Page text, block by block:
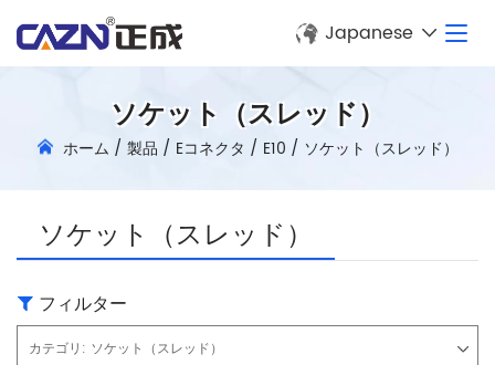
Japanese
ソケット（スレッド）
ホーム / 製品 / Eコネクタ / E10 / ソケット（スレッド）
ソケット（スレッド）
フィルター
カテゴリ: ソケット（スレッド）